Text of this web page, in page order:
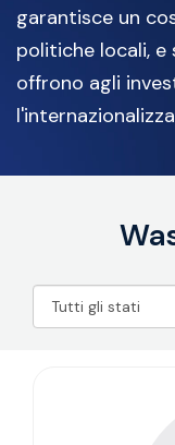
garantisce un
politiche locali,
offrono agli